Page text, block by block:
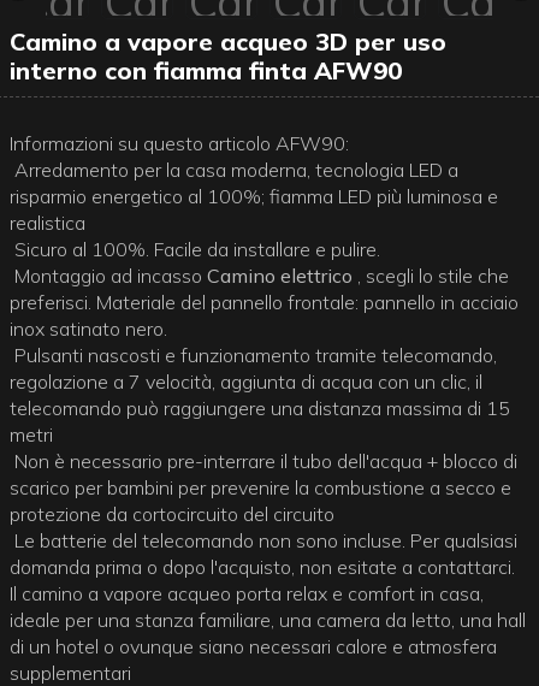
Camino a vapore acqueo 3D per uso
interno con fiamma finta AFW90
Informazioni su questo articolo AFW90:
Arredamento per la casa moderna, tecnologia LED a
risparmio energetico al 100%; fiamma LED più luminosa e
realistica
Sicuro al 100%. Facile da installare e pulire.
Montaggio ad incassoCamino elettrico
, scegli lo stile che
preferisci. Materiale del pannello frontale: pannello in acciaio
inox satinato nero.
Pulsanti nascosti e funzionamento tramite telecomando,
regolazione a 7 velocità, aggiunta di acqua con un clic, il
telecomando può raggiungere una distanza massima di 15
metri
Non è necessario pre-interrare il tubo dell'acqua + blocco di
scarico per bambini per prevenire la combustione a secco e
protezione da cortocircuito del circuito
Le batterie del telecomando non sono incluse. Per qualsiasi
domanda prima o dopo l'acquisto, non esitate a contattarci.
Il camino a vapore acqueo porta relax e comfort in casa,
ideale per una stanza familiare, una camera da letto, una hall
di un hotel o ovunque siano necessari calore e atmosfera
supplementari